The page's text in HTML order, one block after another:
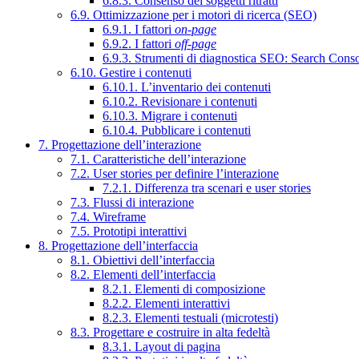
6.9. Ottimizzazione per i motori di ricerca (SEO)
6.9.1. I fattori on-page
6.9.2. I fattori off-page
6.9.3. Strumenti di diagnostica SEO: Search
6.10. Gestire i contenuti
6.10.1. L’inventario dei contenuti
6.10.2. Revisionare i contenuti
6.10.3. Migrare i contenuti
6.10.4. Pubblicare i contenuti
7. Progettazione dell’interazione
7.1. Caratteristiche dell’interazione
7.2. User stories per definire l’interazione
7.2.1. Differenza tra scenari e user stories
7.3. Flussi di interazione
7.4. Wireframe
7.5. Prototipi interattivi
8. Progettazione dell’interfaccia
8.1. Obiettivi dell’interfaccia
8.2. Elementi dell’interfaccia
8.2.1. Elementi di composizione
8.2.2. Elementi interattivi
8.2.3. Elementi testuali (microtesti)
8.3. Progettare e costruire in alta fedeltà
8.3.1. Layout di pagina